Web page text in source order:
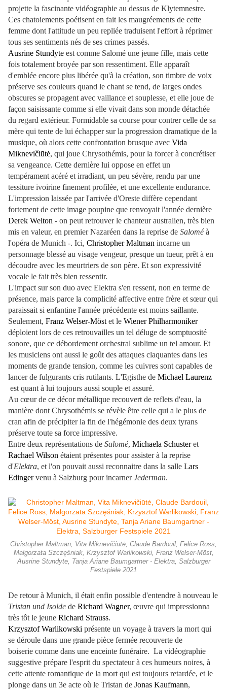
projette la fascinante vidéographie au dessus de Klytemnestre.
Ces chatoiements poétisent en fait les maugréements de cette
femme dont l'attitude un peu repliée traduisent l'effort à réprimer
tous ses sentiments nés de ses crimes passés.
Ausrine Stundyte est comme Salomé une jeune fille, mais cette
fois totalement broyée par son ressentiment. Elle apparaît
d'emblée encore plus libérée qu'à la création, son timbre de voix
préserve ses couleurs quand le chant se tend, de larges ondes
obscures se propagent avec vaillance et souplesse, et elle joue de
façon saisissante comme si elle vivait dans son monde détachée
du regard extérieur. Formidable sa course pour contrer celle de sa
mère qui tente de lui échapper sur la progression dramatique de la
musique, où alors cette confrontation brusque avec Vida
Miknevičiūtė, qui joue Chrysothémis, pour la forcer à concrétiser
sa vengeance. Cette dernière lui oppose en effet un
tempérament acéré et irradiant, un peu sévère, rendu par une
tessiture ivoirine finement profilée, et une excellente endurance.
L'impression laissée par l'arrivée d'Oreste diffère cependant
fortement de cette image poupine que renvoyait l'année dernière
Derek Welton - on peut retrouver le chanteur australien, très bien
mis en valeur, en premier Nazaréen dans la reprise de Saloméà
l'opéra de Munich -. Ici, Christopher Maltman incarne un
personnage blessé au visage vengeur, presque un tueur, prêt à en
découdre avec les meurtriers de son père. Et son expressivité
vocale le fait très bien ressentir.
L'impact sur son duo avec Elektra s'en ressent, non en terme de
présence, mais parce la complicité affective entre frère et sœur qui
paraissait si enfantine l'année précédente est moins saillante.
Seulement, Franz Welser-Möst et le Wiener Philharmoniker
déploient lors de ces retrouvailles un tel déluge de somptuosité
sonore, que ce débordement orchestral sublime un tel amour. Et
les musiciens ont aussi le goût des attaques claquantes dans les
moments de grande tension, comme les cuivres sont capables de
lancer de fulgurants cris rutilants. L'Egisthe de Michael Laurenz
est quant à lui toujours aussi souple et assuré.
Au cœur de ce décor métallique recouvert de reflets d'eau, la
manière dont Chrysothémis se révèle être celle qui a le plus de
cran afin de précipiter la fin de l'hégémonie des deux tyrans
préserve toute sa force impressive.
Entre deux représentations de Salomé, Michaela Schusteret
Rachael Wilson étaient présentes pour assister à la reprise
d'Elektra, et l'on pouvait aussi reconnaitre dans la salle Lars
Edingervenu à Salzburg pour incarnerJederman.
Christopher Maltman, Vita Miknevičiūtė, Claude Bardouil, Felice Ross,
Malgorzata Szczęśniak, Krzysztof Warlikowski, Franz Welser-Möst,
Ausrine Stundyte, Tanja Ariane Baumgartner - Elektra, Salzburger
Festspiele 2021
De retour à Munich, il était enfin possible d'entendre à nouveau le
Tristan und Isolde de Richard Wagner, œuvre qui impressionna
très tôt le jeune Richard Strauss.
Krzysztof Warlikowski présente un voyage à travers la mort qui
se déroule dans une grande pièce fermée recouverte de
boiserie comme dans une enceinte funéraire. La vidéographie
suggestive prépare l'esprit du spectateur à ces humeurs noires, à
cette attente romantique de la mort qui est toujours retardée, et le
plonge dans un 3e acte où le Tristan de Jonas Kaufmann,